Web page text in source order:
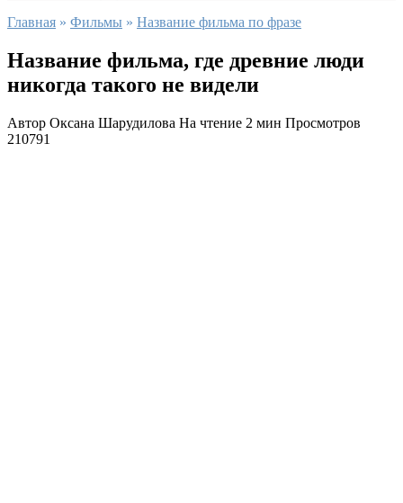
Главная » Фильмы » Название фильма по фразе
Название фильма, где древние люди
никогда такого не видели
Автор Оксана Шарудилова На чтение 2 мин Просмотров
210791